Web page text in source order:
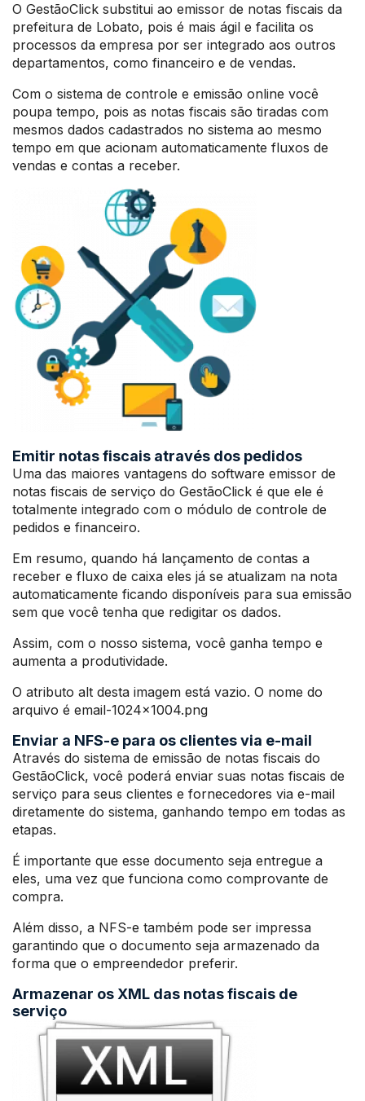
O GestãoClick substitui ao emissor de notas fiscais da
prefeitura de Lobato, pois é mais ágil e facilita os
processos da empresa por ser integrado aos outros
departamentos, como financeiro e de vendas.
Com o sistema de controle e emissão online você
poupa tempo, pois as notas fiscais são tiradas com
mesmos dados cadastrados no sistema ao mesmo
tempo em que acionam automaticamente fluxos de
vendas e contas a receber.
Emitir notas fiscais através dos pedidos
Uma das maiores vantagens do software emissor de
notas fiscais de serviço do GestãoClick é que ele é
totalmente integrado com o módulo de controle de
pedidos e financeiro.
Em resumo, quando há lançamento de contas a
receber e fluxo de caixa eles já se atualizam na nota
automaticamente ficando disponíveis para sua emissão
sem que você tenha que redigitar os dados.
Assim, com o nosso sistema, você ganha tempo e
aumenta a produtividade.
O atributo alt desta imagem está vazio. O nome do
arquivo é email-1024×1004.png
Enviar a NFS-e para os clientes via e-mail
Através do sistema de emissão de notas fiscais do
GestãoClick, você poderá enviar suas notas fiscais de
serviço para seus clientes e fornecedores via e-mail
diretamente do sistema, ganhando tempo em todas as
etapas.
É importante que esse documento seja entregue a
eles, uma vez que funciona como comprovante de
compra.
Além disso, a NFS-e também pode ser impressa
garantindo que o documento seja armazenado da
forma que o empreendedor preferir.
Armazenar os XML das notas fiscais de
serviço